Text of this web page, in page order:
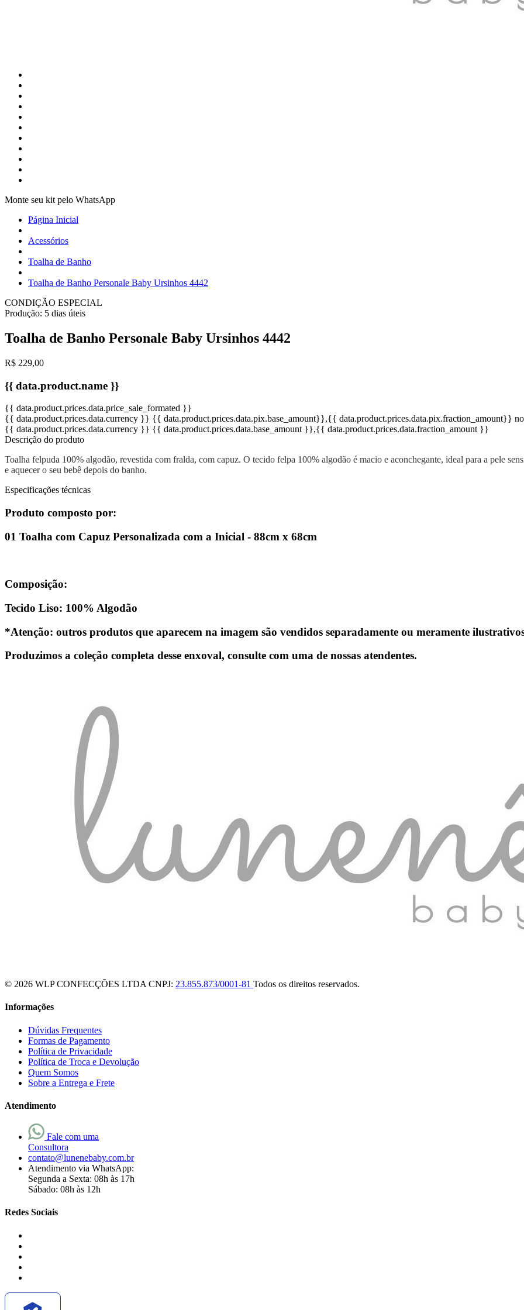
Monte seu kit pelo WhatsApp
Página Inicial
Acessórios
Toalha de Banho
Toalha de Banho Personale Baby Ursinhos 4442
CONDIÇÃO ESPECIAL
Produção: 5 dias úteis
Toalha de Banho Personale Baby Ursinhos 4442
R$ 229,00
{{ data.product.name }}
{{ data.product.prices.data.price_sale_formated }}
{{ data.product.prices.data.currency }} {{ data.product.prices.data.pix.base_amount}},{{ data.product.prices.data.pix.fraction_amount}}
{{ data.product.prices.data.currency }} {{ data.product.prices.data.base_amount }},{{ data.product.prices.data.fraction_amount }}
Descrição do produto
Toalha felpuda 100% algodão, revestida com fralda, com capuz. O tecido felpa 100% algodão é macio e aconchegante, ideal para a pele
e aquecer o seu bebê depois do banho.
Especificações técnicas
Produto composto por:
01 Toalha com Capuz Personalizada com a Inicial - 88cm x 68cm
Composição:
Tecido Liso: 100% Algodão
*Atenção: outros produtos que aparecem na imagem são vendidos separadamente ou meramente
Produzimos a coleção completa desse enxoval, consulte com uma de nossas atendentes.
© 2026 WLP CONFECÇÕES LTDA CNPJ: 23.855.873/0001-81 Todos os direitos reservados.
Informações
Dúvidas Frequentes
Formas de Pagamento
Política de Privacidade
Política de Troca e Devolução
Quem Somos
Sobre a Entrega e Frete
Atendimento
Fale com uma
Consultora
contato@lunenebaby.com.br
Atendimento via WhatsApp:
Segunda a Sexta: 08h às 17h
Sábado: 08h às 12h
Redes Sociais